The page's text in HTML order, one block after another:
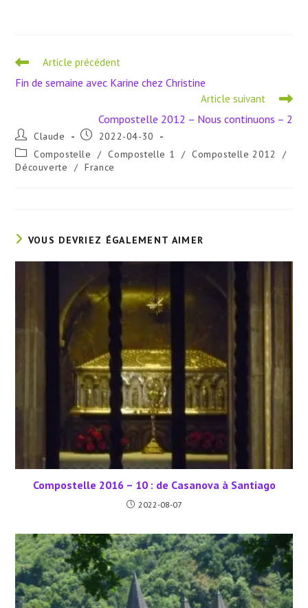
Read
articles
Article précédent
Fin de semaine avec Karine chez Christine
Article suivant
Compostelle 2012 – Nous continuons – 2
Auteur/autrice
de
la
publication :
Claude
Publication
2022-04-30
Post
category:
Compostelle / Compostelle 1 / Compostelle 2012
/
Découverte
/ France
VOUS DEVRIEZ ÉGALEMENT AIMER
Compostelle 2016 – 10 : de Casanova à Santiago
2022-08-07